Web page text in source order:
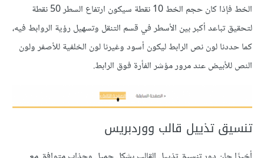
الخط فإذا كان حجم الخط 10 نقطة سيكون ارتفاع السطر 50 نقطة
لتحقيق تباعد أكبر بين الأسطر في قسم التنقل وتسهيل رؤية الروابط فيه،
كما حددنا لون نص الرابط ليكون أسود وغيرنا لون الخلفية للأصفر ولون
النص للأبيض عند مرور مؤشر الفأرة فوق الرابط.
تنسيق تذييل قالب ووردبريس